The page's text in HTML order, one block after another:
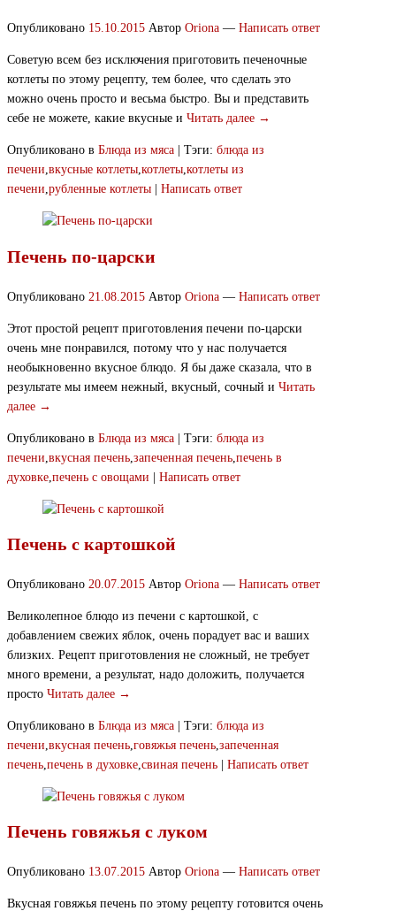
Опубликовано 15.10.2015 Автор Oriona — Написать ответ
Советую всем без исключения приготовить печеночные
котлеты по этому рецепту, тем более, что сделать это
можно очень просто и весьма быстро. Вы и представить
себе не можете, какие вкусные и Читать далее →
Опубликовано в Блюда из мяса Тэги: блюда из
печени,вкусные котлеты,котлеты,котлеты из
печени,рубленные котлеты Написать ответ
Печень по-царски
Опубликовано 21.08.2015 Автор Oriona — Написать ответ
Этот простой рецепт приготовления печени по-царски
очень мне понравился, потому что у нас получается
необыкновенно вкусное блюдо. Я бы даже сказала, что в
результате мы имеем нежный, вкусный, сочный и Читать
далее →
Опубликовано в Блюда из мяса | Тэги: блюда из
печени вкусная печень запеченная печень печень в
духовке печень с овощами | Написать ответ
Печень с картошкой
Опубликовано 20.07.2015 Автор Oriona — Написать ответ
Великолепное блюдо из печени с картошкой, с
добавлением свежих яблок, очень порадует вас и ваших
близких. Рецепт приготовления не сложный, не требует
много времени, а результат, надо доложить, получается
просто Читать далее →
Опубликовано в Блюда из мяса Тэги: блюда из
печени вкусная печень говяжья печень запеченная
печень печень в духовке свиная печень Написать ответ
Печень говяжья с луком
Опубликовано 13.07.2015 Автор Oriona — Написать ответ
Вкусная говяжья печень по этому рецепту готовится очень